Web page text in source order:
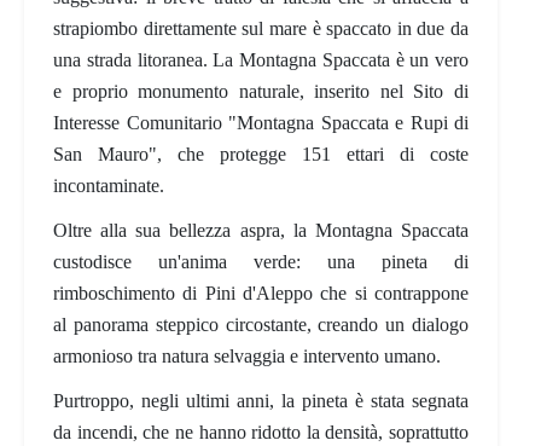
strapiombo direttamente sul mare èspaccato in due da
una strada litoranea. La Montagna Spaccata è un vero
e propriomonumento naturale, inserito nel Sito di
Interesse Comunitario "Montagna Spaccata e Rupi di
San Mauro", che protegge 151 ettari di coste
incontaminate.
Oltre alla sua bellezza aspra, la Montagna Spaccata
custodisce un'anima verde: una pineta di
rimboschimento di Pini d'Aleppo che si contrappone
al panorama steppico circostante, creando un dialogo
armonioso tra natura selvaggia e intervento umano.
Purtroppo, negli ultimi anni, la pineta è stata segnata
da incendi, che ne hanno ridotto la densità, soprattutto